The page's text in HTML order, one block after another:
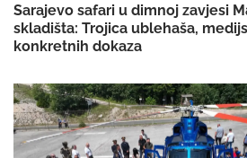
Sarajevo safari u dimnoj zavjesi
skladišta: Trojica ublehaša,
konkretnih dokaza